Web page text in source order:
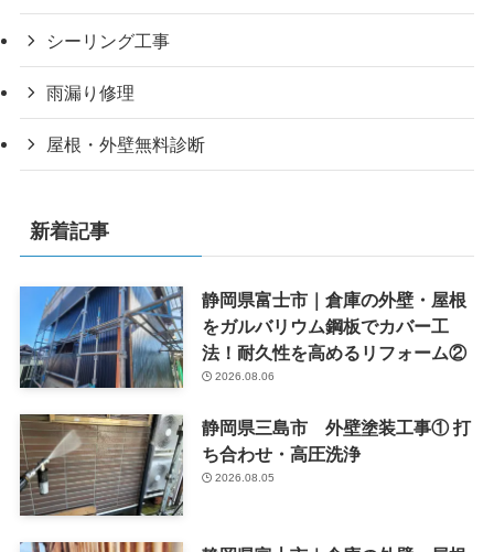
シーリング工事
雨漏り修理
屋根・外壁無料診断
新着記事
静岡県富士市｜倉庫の外壁・屋根
をガルバリウム鋼板でカバー工
法！耐久性を高めるリフォーム②
2026.08.06
静岡県三島市 外壁塗装工事① 打
ち合わせ・高圧洗浄
2026.08.05